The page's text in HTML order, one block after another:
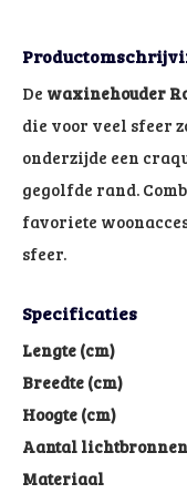
De waxinehouder
die voor veel sfeer
onderzijde een
gegolfde rand.
favoriete
sfeer.
Specificaties
Lengte (cm)
Breedte (cm)
Hoogte (cm)
Aantal lichtbronnen
Materiaal